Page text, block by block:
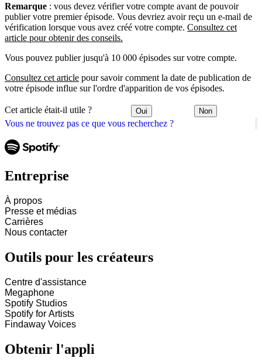
Vous ne trouvez pas ce que vous recherchez ?
Remarque : vous devez vérifier votre compte avant de pouvoir
publier votre premier épisode. Vous devriez avoir reçu un e-mail de
vérification lorsque vous avez créé votre compte. Consultez cet
article pour obtenir des conseils.
Vous pouvez publier jusqu'à 10 000 épisodes sur votre compte.
Consultez cet article pour savoir comment la date de publication de
votre épisode influe sur l'ordre d'apparition de vos épisodes.
Cet article était-il utile ? Oui Non
Entreprise
À propos
Presse et médias
Carrières
Nous contacter
Outils pour les créateurs
Centre d'assistance
Megaphone
Spotify Studios
Spotify for Artists
Findaway Voices
Obtenir l'appli